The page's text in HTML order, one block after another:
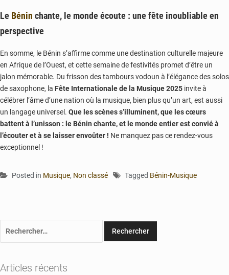
Le Bénin chante, le monde écoute : une fête inoubliable en
perspective
En somme, le Bénin s’affirme comme une destination culturelle majeure
en Afrique de l’Ouest, et cette semaine de festivités promet d’être un
jalon mémorable. Du frisson des tambours vodoun à l’élégance des solos
de saxophone, la Fête Internationale de la Musique 2025 invite à
célébrer l’âme d’une nation où la musique, bien plus qu’un art, est aussi
un langage universel. Que les scènes s’illuminent, que les cœurs
battent à l’unisson : le Bénin chante, et le monde entier est convié à
l’écouter et à se laisser envoûter ! Ne manquez pas ce rendez-vous
exceptionnel !
Posted in Musique, Non classé Tagged Bénin-Musique
Articles récents